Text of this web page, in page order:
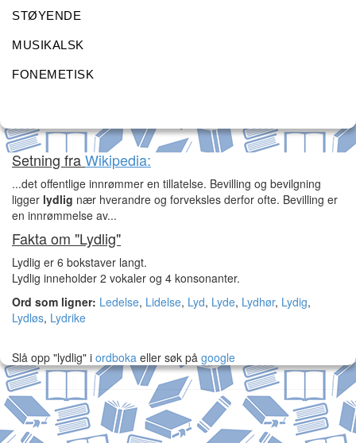
STØYENDE
MUSIKALSK
FONEMETISK
Setning fraWikipedia:
...det offentlige innrømmer en tillatelse. Bevilling og bevilgning
ligger lydlig nær hverandre og forveksles derfor ofte. Bevilling er
en innrømmelse av...
Fakta om "Lydlig"
Lydlig er 6 bokstaver langt.
Lydlig inneholder 2 vokaler og 4 konsonanter.
Ord som ligner: Ledelse, Lidelse, Lyd, Lyde, Lydhør, Lydig,
Lydløs, Lydrike
Slå opp "lydlig" i ordboka eller søk på google